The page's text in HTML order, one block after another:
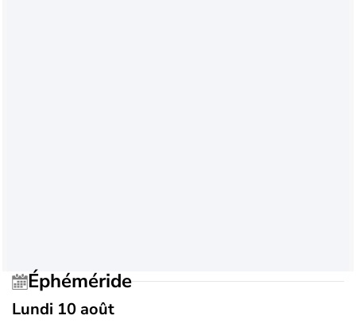
Éphéméride
Lundi 10 août